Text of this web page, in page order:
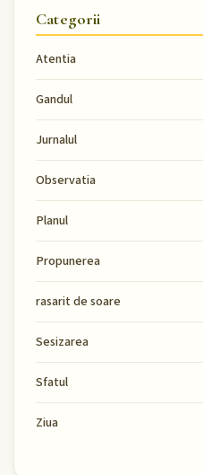
Categorii
Atentia
Gandul
Jurnalul
Observatia
Planul
Propunerea
rasarit de soare
Sesizarea
Sfatul
Ziua